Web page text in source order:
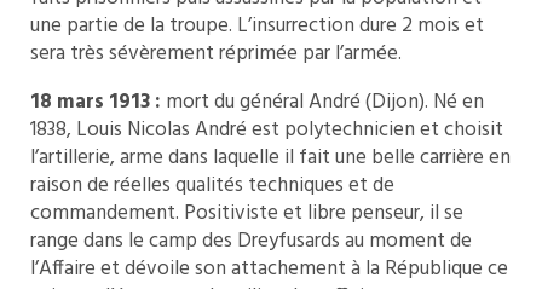
une partie de la troupe. L’insurrection dure 2 mois et
sera très sévèrement réprimée par l’armée.
18 mars 1913 : mort du général André (Dijon). Né en
1838, Louis Nicolas André est polytechnicien et choisit
l’artillerie, arme dans laquelle il fait une belle carrière en
raison de réelles qualités techniques et de
commandement. Positiviste et libre penseur, il se
range dans le camp des Dreyfusards au moment de
l’Affaire et dévoile son attachement à la République ce